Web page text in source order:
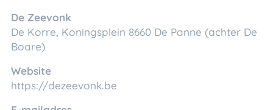
De Zeevonk
De Korre, Koningsplein 8660 De Panne (achter De
Boare)
Website
https://dezeevonk.be